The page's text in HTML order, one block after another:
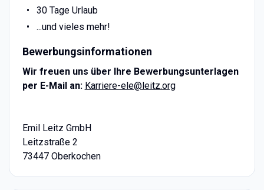
30 Tage Urlaub
...und vieles mehr!
Bewerbungsinformationen
Wir freuen uns über Ihre Bewerbungsunterlagen
per E-Mail an: Karriere-ele@leitz.org
Emil Leitz GmbH
Leitzstraße 2
73447 Oberkochen